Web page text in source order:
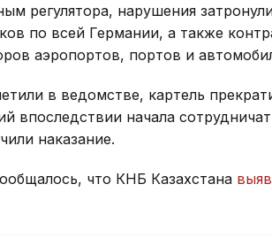
регулятора, нарушения
по всей Германии, а также
аэропортов, портов и
в ведомстве, картель
впоследствии начала
наказание.
что КНБ Казахстана